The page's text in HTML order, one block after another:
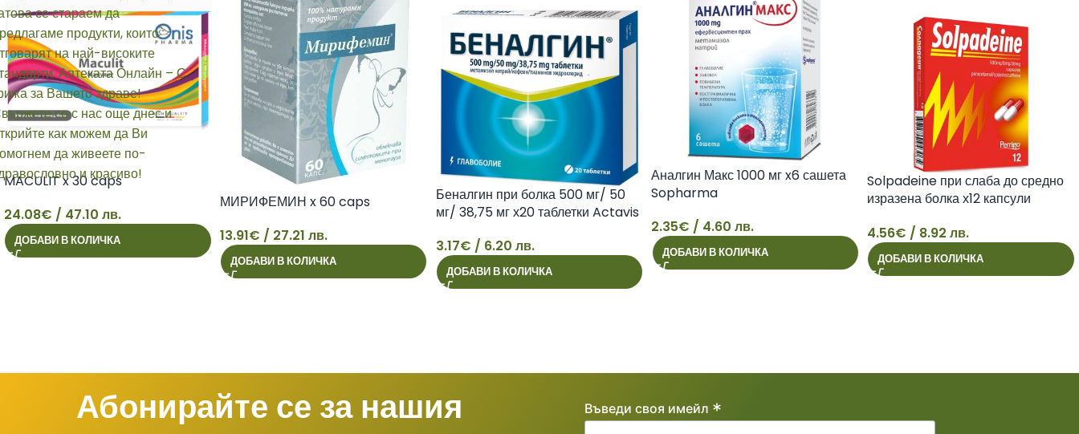
24
MACULIT x 30 caps
24.08€ / 47.10 лв.
ДОБАВИ В КОЛИЧКА
МИРИФЕМИН x 60 caps
13.91€ / 27.21 лв.
ДОБАВИ В КОЛИЧКА
Беналгин при болка 500 мг/ 50
мг/ 38,75 мг х20 таблетки Actavis
3.17€ / 6.20 лв.
ДОБАВИ В КОЛИЧКА
Аналгин Макс 1000 мг x6 сашета
Sopharma
2.35€ / 4.60 лв.
ДОБАВИ В КОЛИЧКА
Solpadeine при слаба до средно
изразена болка х12 капсули
4.56€ / 8.92 лв.
ДОБАВИ В КОЛИЧКА
Абонирайте се за нашия
Въведи своя имейл *